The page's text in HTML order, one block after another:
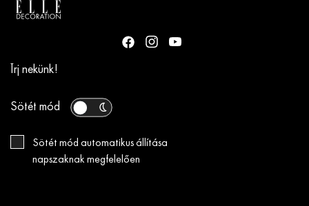
Írj nekünk!
Sötét mód
Sötét mód automatikus állítása
napszaknak megfelelően